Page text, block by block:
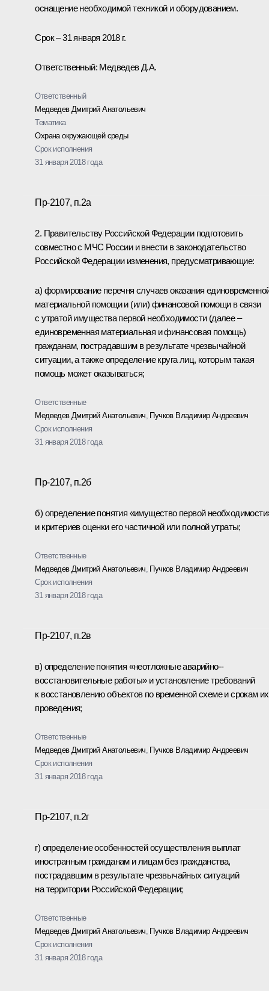
оснащение необходимой техникой и оборудованием.
Срок – 31 января 2018 г.
Ответственный: Медведев Д.А.
Ответственный
Медведев Дмитрий Анатольевич
Тематика
Охрана окружающей среды
Срок исполнения
31 января 2018 года
Пр-2107, п.2а
2. Правительству Российской Федерации подготовить
совместно с МЧС России и внести в законодательство
Российской Федерации изменения, предусматривающие:
а) формирование перечня случаев оказания
материальной помощи и (или) финансовой помощи в связи
с утратой имущества первой необходимости (далее –
единовременная материальная и финансовая помощь)
гражданам, пострадавшим в результате чрезвычайной
ситуации, а также определение круга лиц, которым такая
помощь может оказываться;
Ответственные
Медведев Дмитрий Анатольевич Пучков Владимир Андреевич
Срок исполнения
31 января 2018 года
Пр-2107, п.2б
б) определение понятия «имущество первой
и критериев оценки его частичной или полной утраты;
Ответственные
Медведев Дмитрий Анатольевич Пучков Владимир Андреевич
Срок исполнения
31 января 2018 года
Пр-2107, п.2в
в) определение понятия «неотложные аварийно-­
восстановительные работы» и установление требований
к восстановлению объектов по временной схеме и срокам их
проведения;
Ответственные
Медведев Дмитрий Анатольевич Пучков Владимир Андреевич
Срок исполнения
31 января 2018 года
Пр-2107, п.2г
г) определение особенностей осуществления выплат
иностранным гражданам и лицам без гражданства,
пострадавшим в результате чрезвычайных ситуаций
на территории Российской Федерации;
Ответственные
Медведев Дмитрий Анатольевич Пучков Владимир Андреевич
Срок исполнения
31 января 2018 года